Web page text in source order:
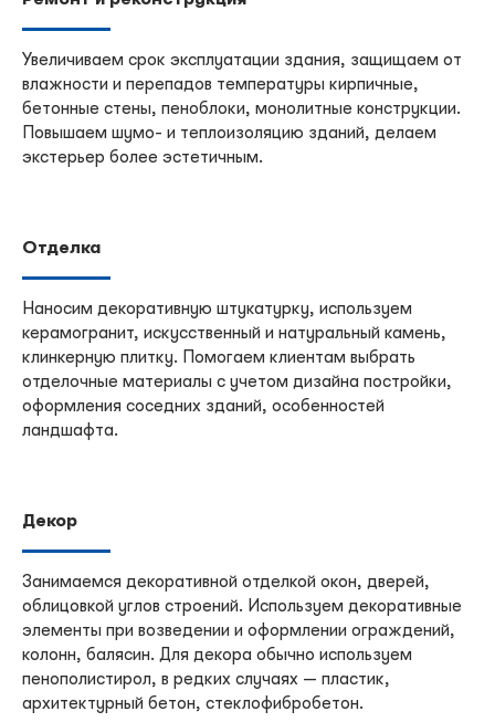
Увеличиваем срок эксплуатации здания, защищаем от
влажности и перепадов температуры кирпичные,
бетонные стены, пеноблоки, монолитные конструкции.
Повышаем шумо- и теплоизоляцию зданий, делаем
экстерьер более эстетичным.
Отделка
Наносим декоративную штукатурку, используем
керамогранит, искусственный и натуральный камень,
клинкерную плитку. Помогаем клиентам выбрать
отделочные материалы с учетом дизайна постройки,
оформления соседних зданий, особенностей
ландшафта.
Декор
Занимаемся декоративной отделкой окон, дверей,
облицовкой углов строений. Используем декоративные
элементы при возведении и оформлении ограждений,
колонн, балясин. Для декора обычно используем
пенополистирол, в редких случаях — пластик,
архитектурный бетон, стеклофибробетон.